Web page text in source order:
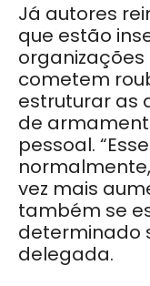
Já autores
que estão
organizações
cometem
estruturar as
de
pessoal.
vez mais
também se
determinado
delegada.